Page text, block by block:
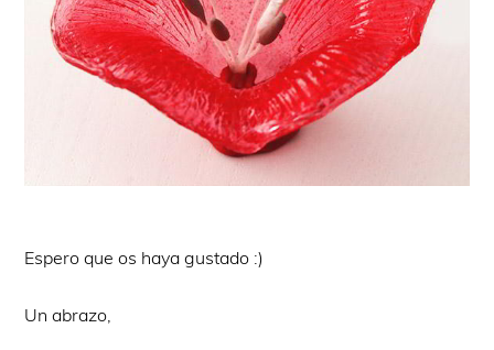
Espero que os haya gustado :)
Un abrazo,